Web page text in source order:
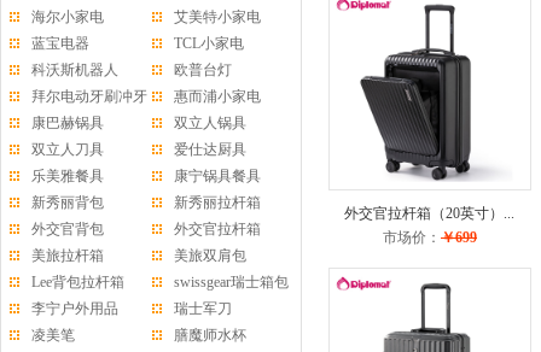
器
海尔小家电
艾美特小家电
蓝宝电器
TCL小家电
科沃斯机器人
欧普台灯
拜尔电动牙刷冲牙
器
惠而浦小家电
康巴赫锅具
双立人锅具
双立人刀具
爱仕达厨具
乐美雅餐具
康宁锅具餐具
新秀丽背包
新秀丽拉杆箱
外交官背包
外交官拉杆箱
美旅拉杆箱
美旅双肩包
Lee背包拉杆箱
swissgear瑞士箱包
李宁户外用品
瑞士军刀
凌美笔
膳魔师水杯
外交官拉杆箱（20英寸）...
市场价： ￥699